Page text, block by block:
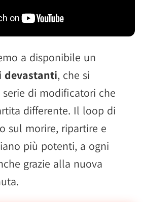
a disponibile un
devastanti, che si
di modificatori che
differente. Il loop di
sul morire, ripartire e
più potenti, a ogni
grazie alla nuova